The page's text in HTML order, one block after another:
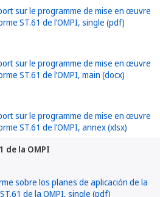
de la OMPI